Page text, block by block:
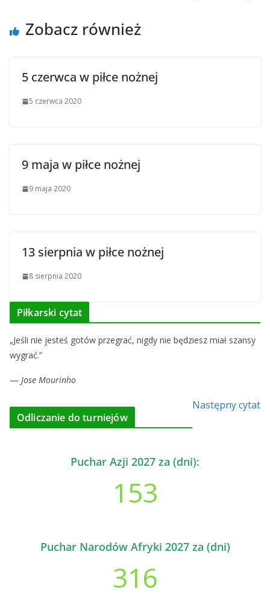
Zobacz również
5 czerwca w piłce nożnej
5 czerwca 2020
9 maja w piłce nożnej
9 maja 2020
13 sierpnia w piłce nożnej
8 sierpnia 2020
Piłkarski cytat
„Jeśli nie jesteś gotów przegrać, nigdy nie będziesz miał szansy
wygrać.”
— Jose Mourinho
Następny cytat
Odliczanie do turniejów
Puchar Azji 2027 za (dni):
153
Puchar Narodów Afryki 2027 za (dni)
316